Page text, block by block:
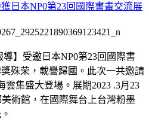
日本NP0第23回國際書畫交流展
導】受邀日本NP0第23回國際書
殊荣，載譽歸國。此次一共邀請
集盛大登場。展期2023 .3月23
術館，在國際舞台上台灣粉墨